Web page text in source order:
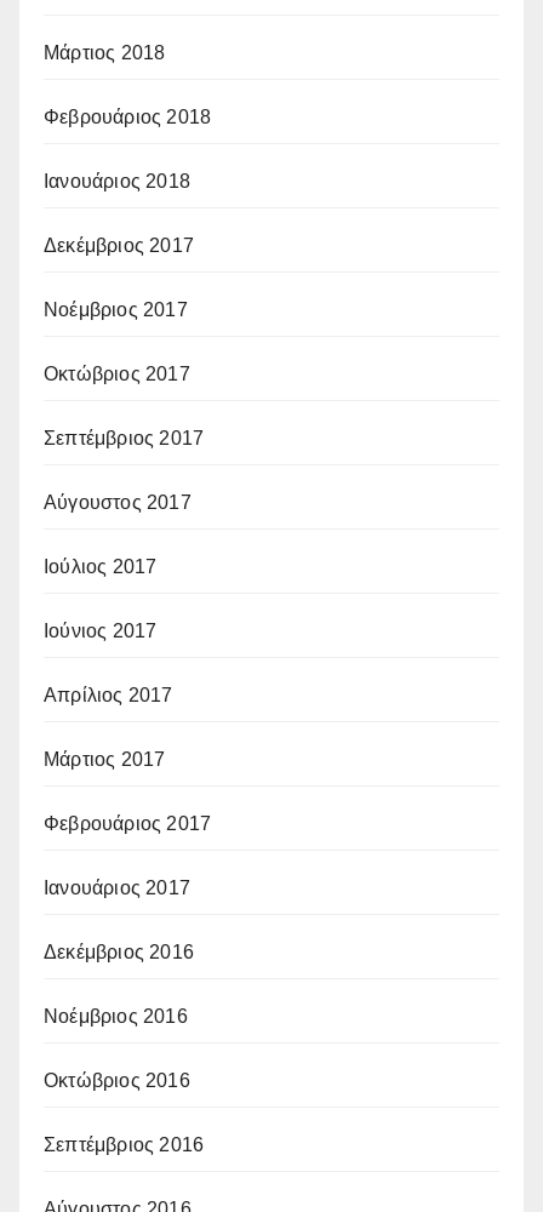
Μάρτιος 2018
Φεβρουάριος 2018
Ιανουάριος 2018
Δεκέμβριος 2017
Νοέμβριος 2017
Οκτώβριος 2017
Σεπτέμβριος 2017
Αύγουστος 2017
Ιούλιος 2017
Ιούνιος 2017
Απρίλιος 2017
Μάρτιος 2017
Φεβρουάριος 2017
Ιανουάριος 2017
Δεκέμβριος 2016
Νοέμβριος 2016
Οκτώβριος 2016
Σεπτέμβριος 2016